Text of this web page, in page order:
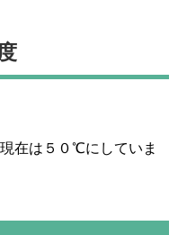
在は５０℃にしていま